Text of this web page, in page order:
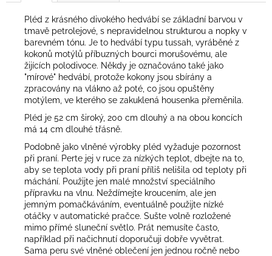
Pléd z krásného divokého hedvábí se základní barvou v
tmavě petrolejové, s nepravidelnou strukturou a nopky v
barevném tónu. Je to hedvábí typu tussah, vyráběné z
kokonů motýlů příbuzných bourci morušovému, ale
žijících polodivoce. Někdy je označováno také jako
"mírové" hedvábí, protože kokony jsou sbírány a
zpracovány na vlákno až poté, co jsou opuštěny
motýlem, ve kterého se zakuklená housenka přeměnila.
Pléd je 52 cm široký, 200 cm dlouhý a na obou koncích
má 14 cm dlouhé třásně.
Podobně jako vlněné výrobky pléd vyžaduje pozornost
při praní. Perte jej v ruce za nízkých teplot, dbejte na to,
aby se teplota vody při praní příliš nelišila od teploty při
máchání. Použijte jen malé množství speciálního
přípravku na vlnu. Neždímejte kroucením, ale jen
jemným pomačkáváním, eventuálně použijte nízké
otáčky v automatické pračce. Sušte volně rozložené
mimo přímé sluneční světlo. Prát nemusíte často,
například při načichnutí doporučuji dobře vyvětrat.
Sama peru své vlněné oblečení jen jednou ročně nebo